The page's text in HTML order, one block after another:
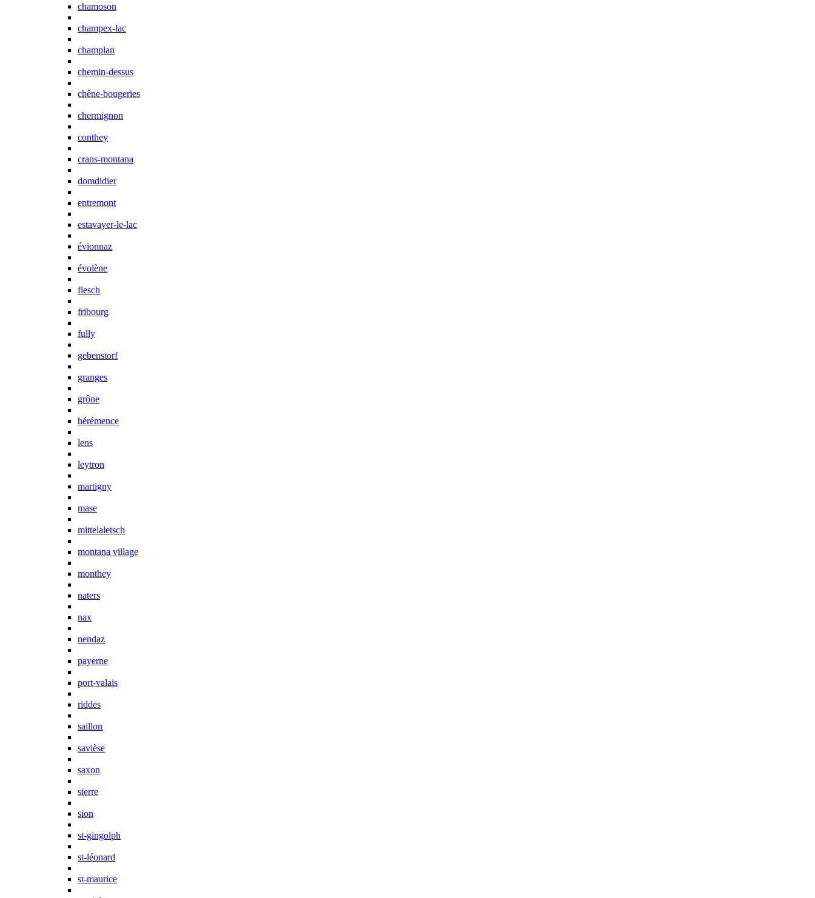
chamoson
champex-lac
champlan
chemin-dessus
chêne-bougeries
chermignon
conthey
crans-montana
domdidier
entremont
estavayer-le-lac
évionnaz
évolène
fiesch
fribourg
fully
gebenstorf
granges
grône
hérémence
lens
leytron
martigny
mase
mittelaletsch
montana village
monthey
naters
nax
nendaz
payerne
port-valais
riddes
saillon
savièse
saxon
sierre
sion
st-gingolph
st-léonard
st-maurice